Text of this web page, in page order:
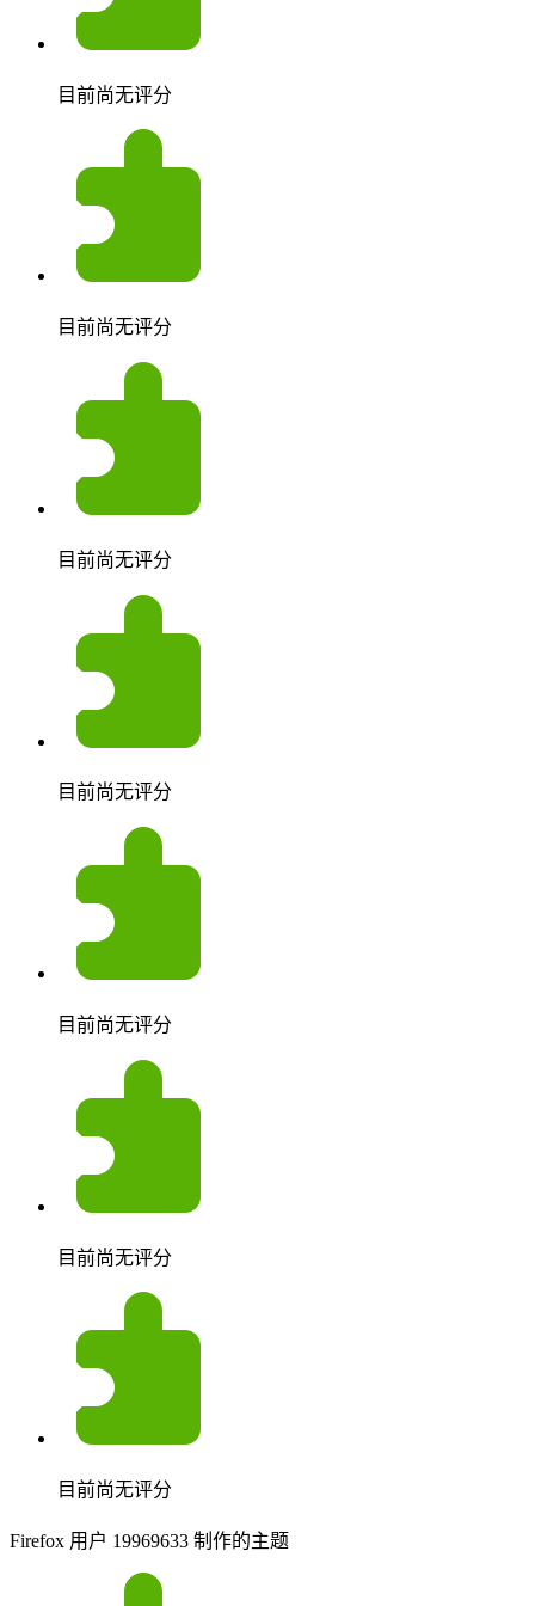
目前尚无评分
目前尚无评分
目前尚无评分
目前尚无评分
目前尚无评分
目前尚无评分
目前尚无评分
Firefox 用户 19969633 制作的主题